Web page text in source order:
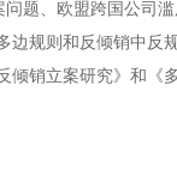
题、欧盟跨国公司
边规则和反倾销中反
倾销立案研究》和《